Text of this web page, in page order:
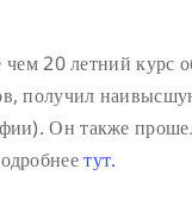
20 летний курс
получил
Он также
тут.